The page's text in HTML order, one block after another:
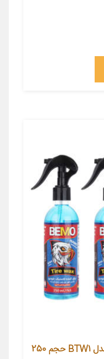
اسپری براق کننده لاستیک خودرو بمو مدل BTW1 حجم 250